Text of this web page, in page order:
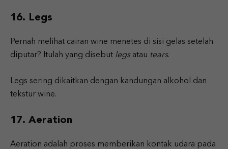
16. Legs
Pernah melihat cairan wine menetes di sisi gelas setelah
diputar? Itulah yang disebut legs atau tears.
Legs sering dikaitkan dengan kandungan alkohol dan
tekstur wine.
17. Aeration
Aeration adalah proses memberikan kontak udara pada